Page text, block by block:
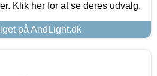
Klik her for at se deres udvalg.
på AndLight.dk